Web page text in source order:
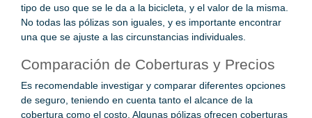
tipo de uso que se le da a la bicicleta, y el valor de la misma.
No todas las pólizas son iguales, y es importante encontrar
una que se ajuste a las circunstancias individuales.
Comparación de Coberturas y Precios
Es recomendable investigar y comparar diferentes opciones
de seguro, teniendo en cuenta tanto el alcance de la
cobertura como el costo. Algunas pólizas ofrecen coberturas